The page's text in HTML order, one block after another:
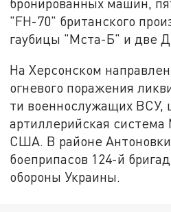
"FH-70" британского
гаубицы "Мста-Б" и две
На Херсонском
огневого поражения
ти военнослужащих ВСУ,
артиллерийская система
США. В районе
боеприпасов 124-й
обороны Украины.